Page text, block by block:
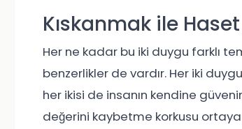
Kıskanmak ile
Her ne kadar bu iki duygu farklı
benzerlikler de vardır. Her iki
her ikisi de insanın kendine
değerini kaybetme korkusu ortaya